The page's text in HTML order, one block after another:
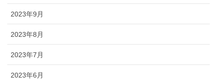
2023年9月
2023年8月
2023年7月
2023年6月